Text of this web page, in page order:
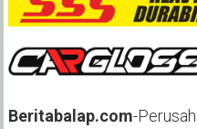
Beritabalap.com-